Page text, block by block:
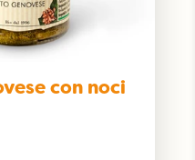
con noci